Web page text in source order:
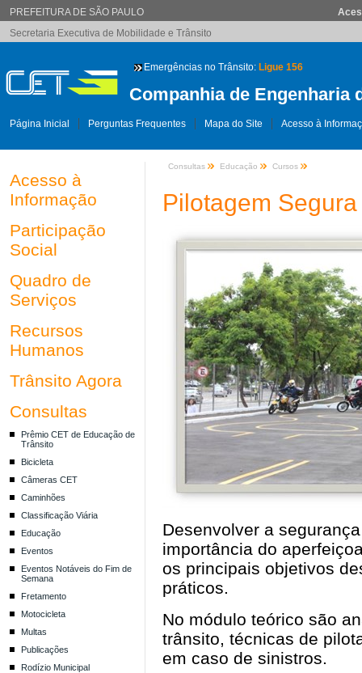
PREFEITURA DE SÃO PAULO
Secretaria Executiva de Mobilidade e Trânsito
Emergências no Trânsito: Ligue 156
Companhia de Engenharia
Página Inicial Perguntas Frequentes Mapa do Site Acesso à
Acesso à
Informação
Participação
Social
Quadro de
Serviços
Recursos
Humanos
Trânsito Agora
Consultas
Prêmio CET de Educação de
Trânsito
Bicicleta
Câmeras CET
Caminhões
Classificação Viária
Educação
Eventos
Eventos Notáveis do Fim de
Semana
Fretamento
Motocicleta
Multas
Publicações
Rodízio Municipal
Consultas Educação Cursos
Pilotagem
Desenvolver a
importância do
os principais objetivos
práticos.
No módulo teórico são
trânsito, técnicas de
em caso de sinistros.